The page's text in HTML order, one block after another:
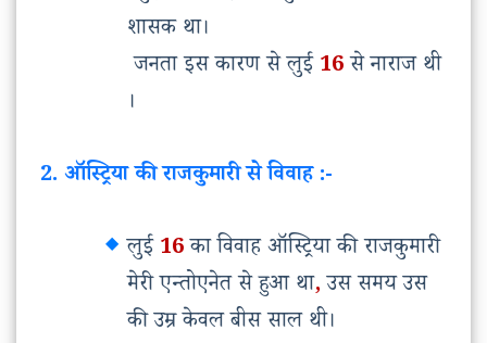
शासक था।
जनताइसकारणसेलुई16सेनाराज थी
।
2. ऑस्ट्रिया की राजकुमारी से विवाह :-
लुई16काविवाहऑस्ट्रियाकीराजकुमारी
मेरीएन्तोएनेतसेहुआ था,उससमयउस
कीउम्रकेवलबीससाल थी।